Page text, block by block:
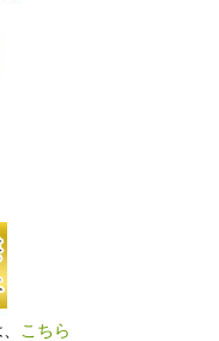
こちら